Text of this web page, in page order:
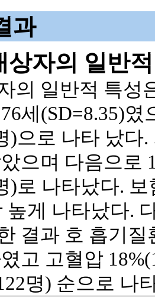
과
상자의 일반
의 일반적 특성
세(SD=8.35)였
)으로 나타 났다
으며 다음으로
)로 나타났다.
높게 나타났다.
결과 호 흡기
고 고혈압
명) 순으로 나